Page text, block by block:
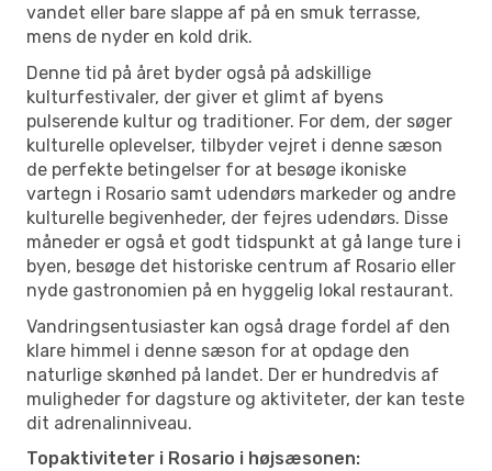
vandet eller bare slappe af på en smuk terrasse,
mens de nyder en kold drik.
Denne tid på året byder også på adskillige
kulturfestivaler, der giver et glimt af byens
pulserende kultur og traditioner. For dem, der søger
kulturelle oplevelser, tilbyder vejret i denne sæson
de perfekte betingelser for at besøge ikoniske
vartegn i Rosario samt udendørs markeder og andre
kulturelle begivenheder, der fejres udendørs. Disse
måneder er også et godt tidspunkt at gå lange ture i
byen, besøge det historiske centrum af Rosario eller
nyde gastronomien på en hyggelig lokal restaurant.
Vandringsentusiaster kan også drage fordel af den
klare himmel i denne sæson for at opdage den
naturlige skønhed på landet. Der er hundredvis af
muligheder for dagsture og aktiviteter, der kan teste
dit adrenalinniveau.
Topaktiviteter i Rosario i højsæsonen: